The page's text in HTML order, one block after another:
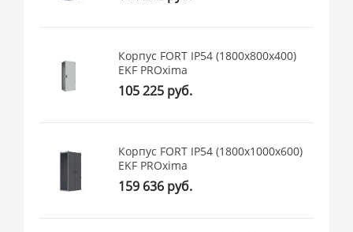
Корпус FORT IP54 (1800x800x400)
EKF PROxima
105 225 руб.
Корпус FORT IP54 (1800x1000x600)
EKF PROxima
159 636 руб.